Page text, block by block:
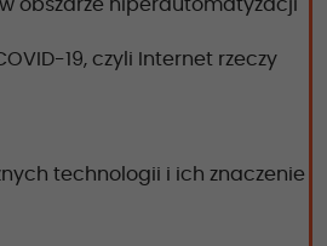
obszarze hiperautomatyzacji
19, czyli Internet rzeczy
technologii i ich znaczenie